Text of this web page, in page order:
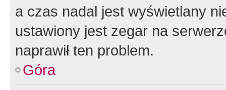
a czas nadal jest wyświetlany
ustawiony jest zegar na
naprawił ten problem.
Góra